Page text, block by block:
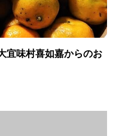
宜味村喜如嘉からのお